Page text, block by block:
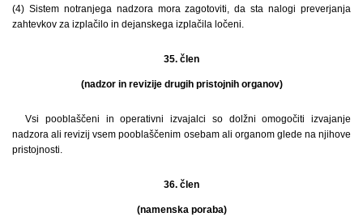
(4) Sistem notranjega nadzora mora zagotoviti, da sta nalogi preverjanja
zahtevkov za izplačilo in dejanskega izplačila ločeni.
35. člen
(nadzor in revizije drugih pristojnih organov)
Vsi pooblaščeni in operativni izvajalci so dolžni omogočiti izvajanje
nadzora ali revizij vsem pooblaščenim osebam ali organom glede na njihove
pristojnosti.
36. člen
(namenska poraba)